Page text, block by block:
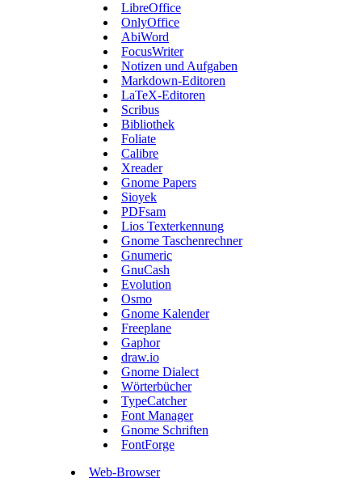
LibreOffice
OnlyOffice
AbiWord
FocusWriter
Notizen und Aufgaben
Markdown-Editoren
LaTeX-Editoren
Scribus
Bibliothek
Foliate
Calibre
Xreader
Gnome Papers
Sioyek
PDFsam
Lios Texterkennung
Gnome Taschenrechner
Gnumeric
GnuCash
Evolution
Osmo
Gnome Kalender
Freeplane
Gaphor
draw.io
Gnome Dialect
Wörterbücher
TypeCatcher
Font Manager
Gnome Schriften
FontForge
Web-Browser